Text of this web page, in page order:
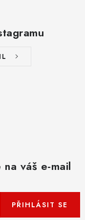
váš e-mail
PŘIHLÁSIT SE